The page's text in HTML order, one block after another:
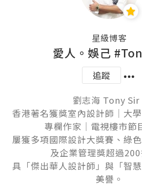
星級博客
愛人。娛己
追蹤
劉志海 Tony Sir
香港著名獲獎室內設計師│大
專欄作家│電視樓市節
屢獲多項國際設計大獎賽、綠
及企業管理獎超過200
具「傑出華人設計師」與「智
美譽。